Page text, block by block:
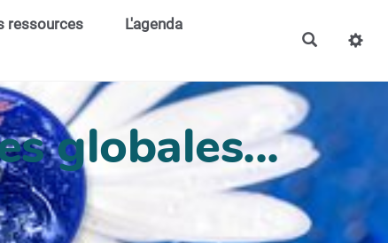
ressources
L'agenda
globales...